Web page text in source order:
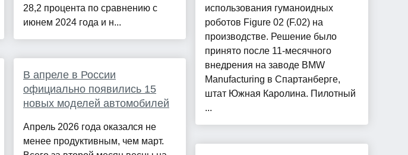
28,2 процента по сравнению с
июнем 2024 года и н...
В апреле в России
официально появились 15
новых моделей автомобилей
Апрель 2026 года оказался не
менее продуктивным, чем март.
использования гуманоидных
роботов Figure 02 (F.02) на
производстве. Решение было
принято после 11-месячного
внедрения на заводе BMW
Manufacturing в Спартанберге,
штат Южная Каролина. Пилотный
...